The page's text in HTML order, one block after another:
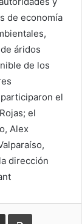
de economía
áridos
de los
el
el
Alex
dirección